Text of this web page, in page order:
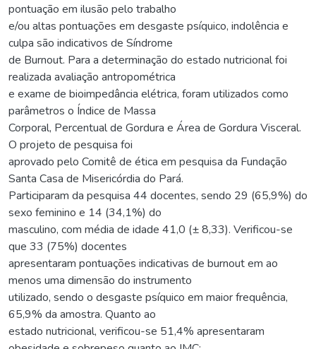
pontuação em ilusão pelo trabalho
e/ou altas pontuações em desgaste psíquico, indolência e
culpa são indicativos de Síndrome
de Burnout. Para a determinação do estado nutricional foi
realizada avaliação antropométrica
e exame de bioimpedância elétrica, foram utilizados como
parâmetros o Índice de Massa
Corporal, Percentual de Gordura e Área de Gordura Visceral.
O projeto de pesquisa foi
aprovado pelo Comitê de ética em pesquisa da Fundação
Santa Casa de Misericórdia do Pará.
Participaram da pesquisa 44 docentes, sendo 29 (65,9%) do
sexo feminino e 14 (34,1%) do
masculino, com média de idade 41,0 (± 8,33). Verificou-se
que 33 (75%) docentes
apresentaram pontuações indicativas de burnout em ao
menos uma dimensão do instrumento
utilizado, sendo o desgaste psíquico em maior frequência,
65,9% da amostra. Quanto ao
estado nutricional, verificou-se 51,4% apresentaram